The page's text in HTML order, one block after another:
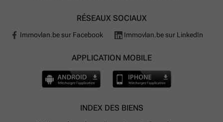
RÉSEAUX SOCIAUX
Immovlan.be sur Facebook Immovlan.be sur LinkedIn
APPLICATION MOBILE
INDEX DES BIENS